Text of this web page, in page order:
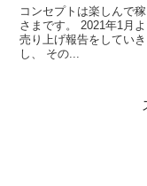
コンセプトは楽しんで
さまです。 2021年1月
売り上げ報告をしてい
し、 その...